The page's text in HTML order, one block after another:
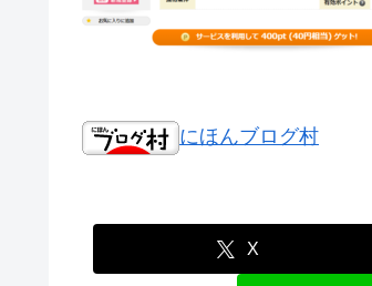
にほんブログ村
X